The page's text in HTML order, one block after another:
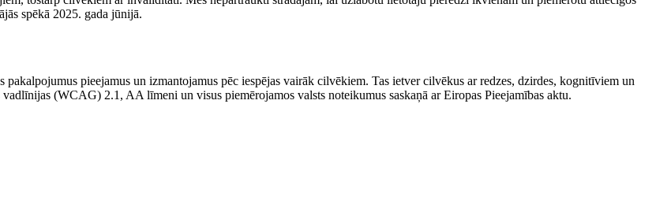
spēkā 2025. gada jūnijā.
pieejamus un izmantojamus pēc iespējas vairāk cilvēkiem. Tas ietver cilvēkus ar redzes, dzirdes, kognitīviem un
(WCAG) 2.1, AA līmeni un visus piemērojamos valsts noteikumus saskaņā ar Eiropas Pieejamības aktu.